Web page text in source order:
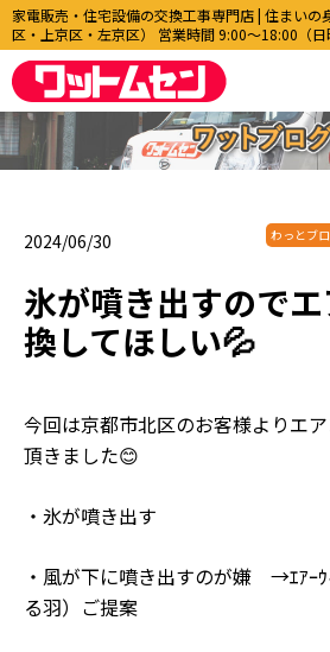
家電販売・住宅設備の交換工事専門店 | 住まいの
区・上京区・左京区） 営業時間 9:00〜18:00（日
2024/06/30 わっとブ
氷が噴き出すので
換してほしい💦
今回は京都市北区のお客様よりエ
頂きました😊
・氷が噴き出す
・風が下に噴き出すのが嫌 →ｴｱｰｳ
る羽）ご提案